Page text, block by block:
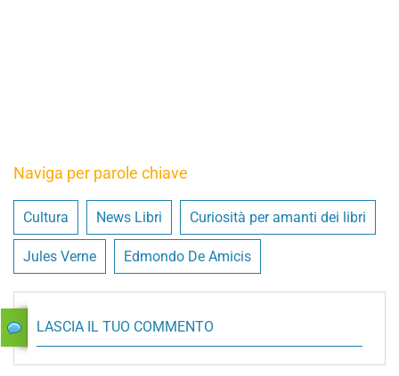
Naviga per parole chiave
Cultura News Libri Curiosità per amanti dei libri
Jules Verne Edmondo De Amicis
LASCIA IL TUO COMMENTO